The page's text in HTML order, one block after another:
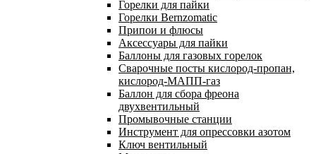
Горелки для пайки
Горелки Bernzomatic
Припои и флюсы
Аксессуары для пайки
Баллоны для газовых горелок
Сварочные посты кислород-пропан,
кислород-МАПП-газ
Баллон для сбора фреона
двухвентильный
Промывочные станции
Инструмент для опрессовки азотом
Ключ вентильный